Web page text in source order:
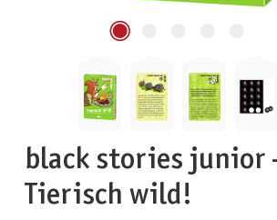
black stories junior
Tierisch wild!